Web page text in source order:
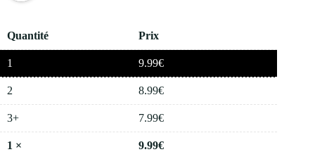
Quantité Prix
1 9.99€
2 8.99€
3+ 7.99€
1 × 9.99€